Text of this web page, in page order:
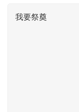
我要祭奠